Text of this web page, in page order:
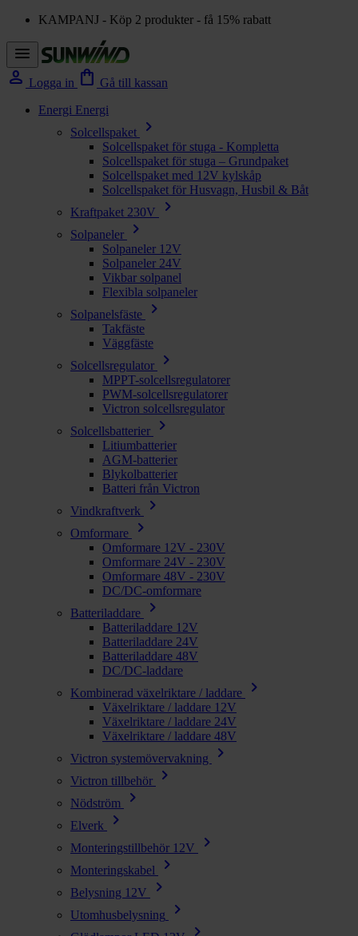
KAMPANJ - Köp 2 produkter - få 15% rabatt
menu
person Logga in shopping_bag Gå till kassan
Energi Energi
Solcellspaket
chevron_right
Solcellspaket för stuga - Kompletta
Solcellspaket för stuga – Grundpaket
Solcellspaket med 12V kylskåp
Solcellspaket för Husvagn, Husbil & Båt
Kraftpaket 230V
chevron_right
Solpaneler chevron_right
Solpaneler 12V
Solpaneler 24V
Vikbar solpanel
Flexibla solpaneler
Solpanelsfäste
chevron_right
Takfäste
Väggfäste
Solcellsregulator
chevron_right
MPPT-solcellsregulatorer
PWM-solcellsregulatorer
Victron solcellsregulator
Solcellsbatterier
chevron_right
Litiumbatterier
AGM-batterier
Blykolbatterier
Batteri från Victron
Vindkraftverk
chevron_right
Omformare chevron_right
Omformare 12V - 230V
Omformare 24V - 230V
Omformare 48V - 230V
DC/DC-omformare
Batteriladdare
chevron_right
Batteriladdare 12V
Batteriladdare 24V
Batteriladdare 48V
DC/DC-laddare
Kombinerad växelriktare / laddare
chevron_right
Växelriktare / laddare 12V
Växelriktare / laddare 24V
Växelriktare / laddare 48V
Victron systemövervakning
chevron_right
Victron tillbehör chevron_right
Nödström chevron_right
Elverk chevron_right
Monteringstillbehör 12V chevron_right
Monteringskabel chevron_right
Belysning 12V chevron_right
Utomhusbelysning chevron_right